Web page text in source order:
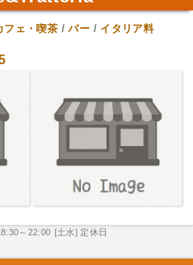
フェ・喫茶 /バー / イタリア料
～22:00 [土水] 定休日